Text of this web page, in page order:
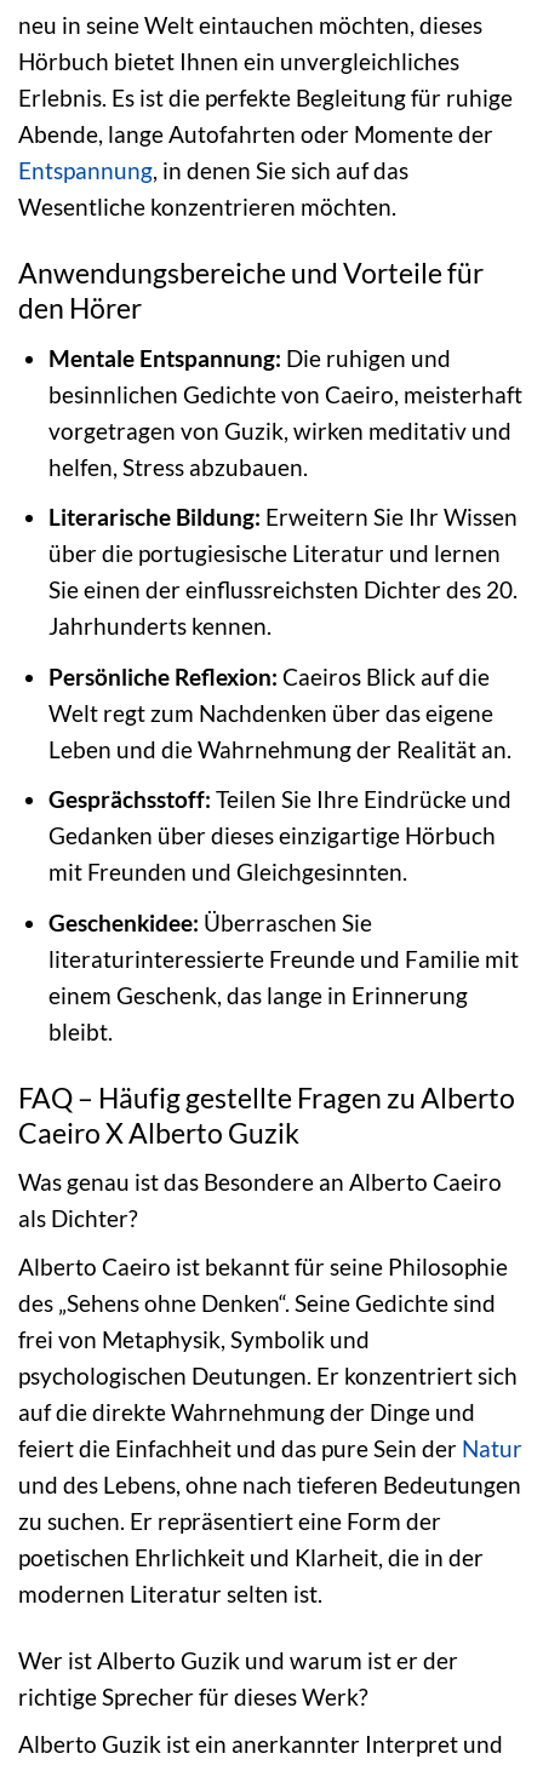
neu in seine Welt eintauchen möchten, dieses
Hörbuch bietet Ihnen ein unvergleichliches
Erlebnis. Es ist die perfekte Begleitung für ruhige
Abende, lange Autofahrten oder Momente der
Entspannung, in denen Sie sich auf das
Wesentliche konzentrieren möchten.
Anwendungsbereiche und Vorteile für
den Hörer
Mentale Entspannung: Die ruhigen und
besinnlichen Gedichte von Caeiro, meisterhaft
vorgetragen von Guzik, wirken meditativ und
helfen, Stress abzubauen.
Literarische Bildung: Erweitern Sie Ihr Wissen
über die portugiesische Literatur und lernen
Sie einen der einflussreichsten Dichter des 20.
Jahrhunderts kennen.
Persönliche Reflexion: Caeiros Blick auf die
Welt regt zum Nachdenken über das eigene
Leben und die Wahrnehmung der Realität an.
Gesprächsstoff: Teilen Sie Ihre Eindrücke und
Gedanken über dieses einzigartige Hörbuch
mit Freunden und Gleichgesinnten.
Geschenkidee: Überraschen Sie
literaturinteressierte Freunde und Familie mit
einem Geschenk, das lange in Erinnerung
bleibt.
FAQ – Häufig gestellte Fragen zu Alberto
Caeiro X Alberto Guzik
Was genau ist das Besondere an Alberto Caeiro
als Dichter?
Alberto Caeiro ist bekannt für seine Philosophie
des „Sehens ohne Denken“. Seine Gedichte sind
frei von Metaphysik, Symbolik und
psychologischen Deutungen. Er konzentriert sich
auf die direkte Wahrnehmung der Dinge und
feiert die Einfachheit und das pure Sein der Natur
und des Lebens, ohne nach tieferen Bedeutungen
zu suchen. Er repräsentiert eine Form der
poetischen Ehrlichkeit und Klarheit, die in der
modernen Literatur selten ist.
Wer ist Alberto Guzik und warum ist er der
richtige Sprecher für dieses Werk?
Alberto Guzik ist ein anerkannter Interpret und